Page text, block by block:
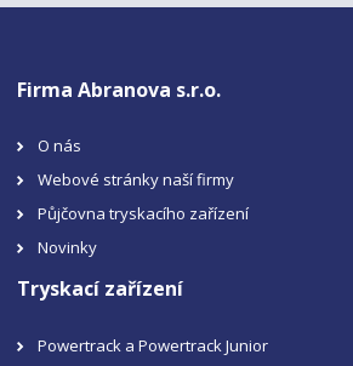
Firma Abranova s.r.o.
O nás
Webové stránky naší firmy
Půjčovna tryskacího zařízení
Novinky
Tryskací zařízení
Powertrack a Powertrack Junior